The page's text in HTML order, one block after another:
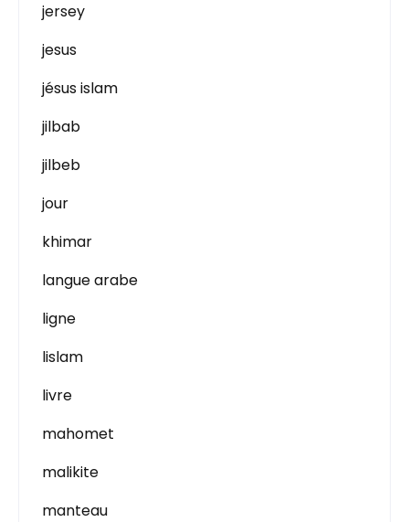
jersey
jesus
jésus islam
jilbab
jilbeb
jour
khimar
langue arabe
ligne
lislam
livre
mahomet
malikite
manteau